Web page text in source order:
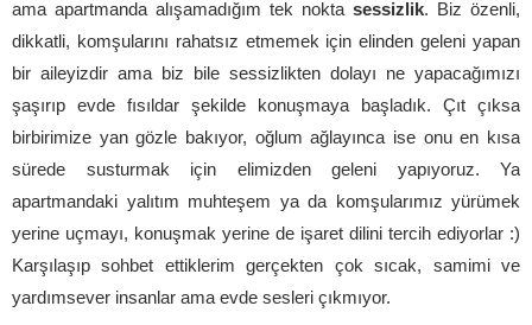
ama apartmanda alışamadığım tek nokta sessizlik. Biz özenli,
dikkatli, komşularını rahatsız etmemek için elinden geleni yapan
bir aileyizdir ama biz bile sessizlikten dolayı ne yapacağımızı
şaşırıp evde fısıldar şekilde konuşmaya başladık. Çıt çıksa
birbirimize yan gözle bakıyor, oğlum ağlayınca ise onu en kısa
sürede susturmak için elimizden geleni yapıyoruz. Ya
apartmandaki yalıtım muhteşem ya da komşularımız yürümek
yerine uçmayı, konuşmak yerine de işaret dilini tercih ediyorlar :)
Karşılaşıp sohbet ettiklerim gerçekten çok sıcak, samimi ve
yardımsever insanlar ama evde sesleri çıkmıyor.